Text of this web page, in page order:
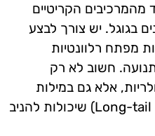
הקריטיים
בגוגל. יש צורך לבצע
מפתח רלוונטיות
חשוב לא רק
אלא גם במילות
מפתח זנב ארוך (Long-tail keywords) שיכולות להניב